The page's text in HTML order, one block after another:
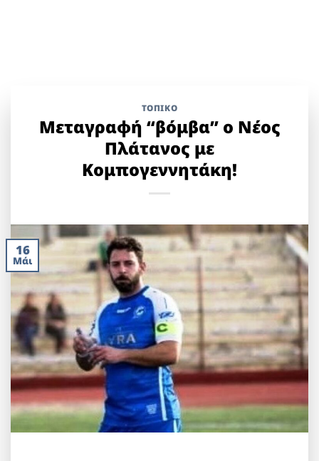
ΤΟΠΙΚΌ
Μεταγραφή “βόμβα” ο Νέος
Πλάτανος με
Κομπογεννητάκη!
16
Μάι